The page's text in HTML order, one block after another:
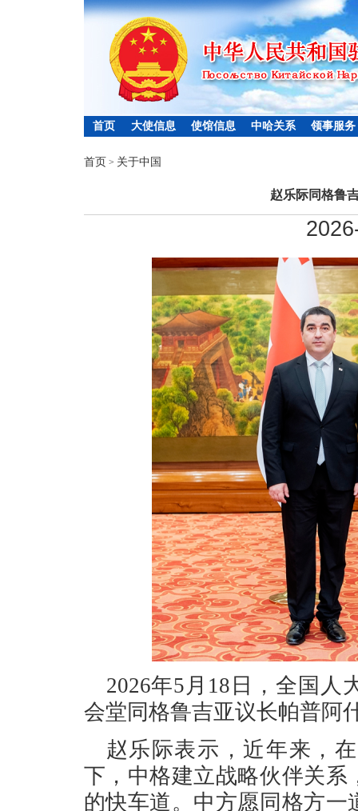
首页 大使信息 使馆信息 中哈关系 领事服务
首页 > 关于中国
赵乐际同格鲁
2026年5月18日，全国人
会堂同格鲁吉亚议长帕普阿
赵乐际表示，近年来，
下，中格建立战略伙伴关
的快车道。中方愿同格方